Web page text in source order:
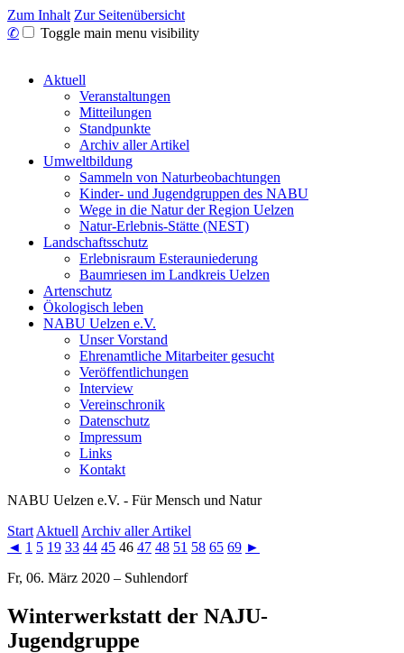
Zum Inhalt Zur Seitenübersicht
✆
Toggle main menu visibility
Aktuell
Veranstaltungen
Mitteilungen
Standpunkte
Archiv aller Artikel
Umweltbildung
Sammeln von Naturbeobachtungen
Kinder- und Jugendgruppen des NABU
Wege in die Natur der Region Uelzen
Natur-Erlebnis-Stätte (NEST)
Landschaftsschutz
Erlebnisraum Esterauniederung
Baumriesen im Landkreis Uelzen
Artenschutz
Ökologisch leben
NABU Uelzen e.V.
Unser Vorstand
Ehrenamtliche Mitarbeiter gesucht
Veröffentlichungen
Interview
Vereinschronik
Datenschutz
Impressum
Links
Kontakt
NABU Uelzen e.V. - Für Mensch und Natur
Start Aktuell Archiv aller Artikel
◄ 1 5 19 33 44 45 46 47 48 51 58 65 69 ►
Fr, 06. März 2020 – Suhlendorf
Winterwerkstatt der NAJU-
Jugendgruppe